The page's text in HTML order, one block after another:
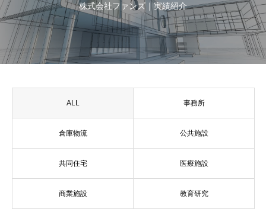
株式会社ファンズ｜実績紹介
ALL 事務所
倉庫物流 公共施設
共同住宅 医療施設
商業施設 教育研究